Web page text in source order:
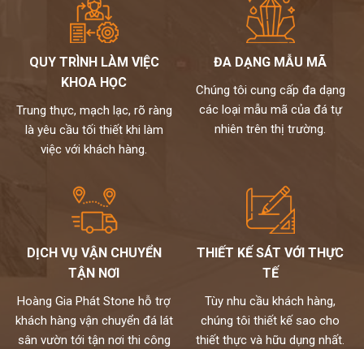
QUY TRÌNH LÀM VIỆC
KHOA HỌC
Trung thực, mạch lạc, rõ ràng
là yêu cầu tối thiết khi làm
việc với khách hàng.
ĐA DẠNG MẪU MÃ
Chúng tôi cung cấp đa dạng
các loại mẫu mã của đá tự
nhiên trên thị trường.
DỊCH VỤ VẬN CHUYỂN
TẬN NƠI
Hoàng Gia Phát Stone hỗ trợ
khách hàng vận chuyển đá lát
sân vườn tới tận nơi thi công
THIẾT KẾ SÁT VỚI THỰC
TẾ
Tùy nhu cầu khách hàng,
chúng tôi thiết kế sao cho
thiết thực và hữu dụng nhất.